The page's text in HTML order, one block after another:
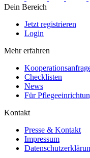
Dein Bereich
Jetzt registrieren
Login
Mehr erfahren
Checklisten
News
Für
Kontakt
Presse & Kontakt
Impressum